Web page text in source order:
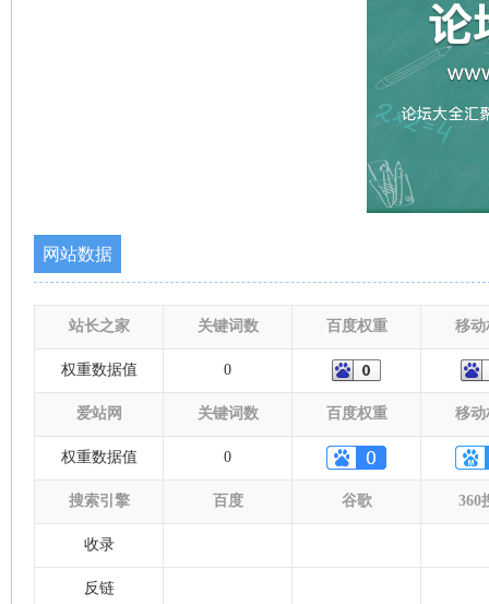
网站数据
站长之家 关键词数 百度权重 移动
权重数据值 0
爱站网 关键词数 百度权重 移动
权重数据值 0
搜索引擎 百度 谷歌 360
收录
反链